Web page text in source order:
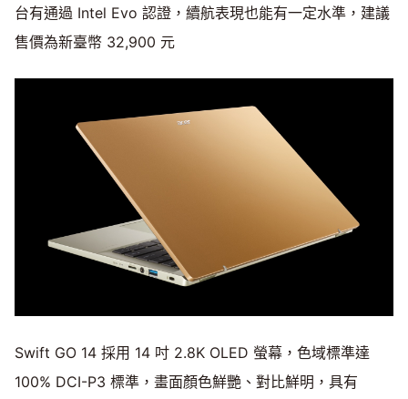
台有通過 Intel Evo 認證，續航表現也能有一定水準，建議
售價為新臺幣 32,900 元
Swift GO 14 採用 14 吋 2.8K OLED 螢幕，色域標準達
100% DCI-P3 標準，畫面顏色鮮艷、對比鮮明，具有